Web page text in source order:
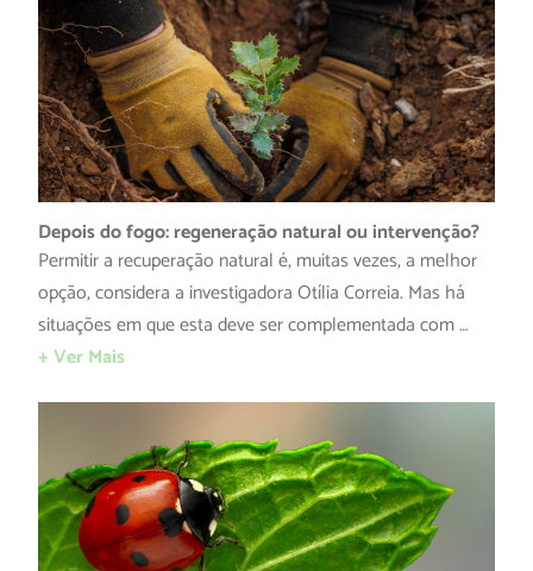
Depois do fogo: regeneração natural ou intervenção?
Permitir a recuperação natural é, muitas vezes, a melhor
opção, considera a investigadora Otília Correia. Mas há
situações em que esta deve ser complementada com …
+ Ver Mais